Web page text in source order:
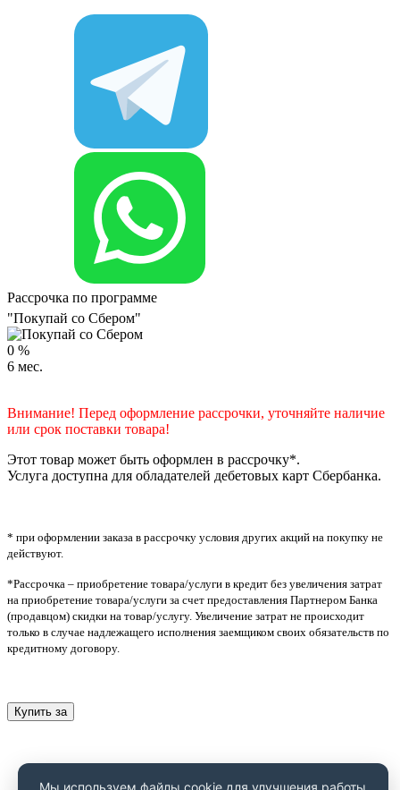
Рассрочка по программе
"Покупай со Сбером"
0 %
6 мес.
Внимание! Перед оформление рассрочки, уточняйте наличие
или срок поставки товара!
Этот товар может быть оформлен в рассрочку*.
Услуга доступна для обладателей дебетовых карт Сбербанка.
* при оформлении заказа в рассрочку условия других акций на покупку не
действуют.
*Рассрочка – приобретение товара/услуги в кредит без увеличения затрат
на приобретение товара/услуги за счет предоставления Партнером Банка
(продавцом) скидки на товар/услугу. Увеличение затрат не происходит
только в случае надлежащего исполнения заемщиком своих обязательств по
кредитному договору.
Купить за
Мы используем файлы cookie для улучшения работы